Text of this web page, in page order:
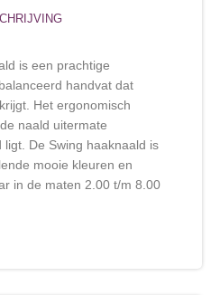
is een prachtige
handvat dat
Het ergonomisch
naald uitermate
De Swing haaknaald is
mooie kleuren en
in de maten 2.00 t/m 8.00